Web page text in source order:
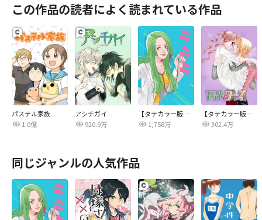
この作品の読者によく読まれている作品
パステル家族
1.0億
アシチガイ
920.9万
【タテカラー版】ラララ
1,758万
【タテカラー版】V・B・ローズ
302.4万
同じジャンルの人気作品